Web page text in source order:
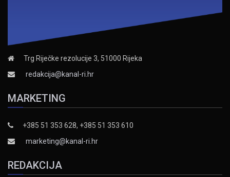
Trg Riječke rezolucije 3, 51000 Rijeka
redakcija@kanal-ri.hr
MARKETING
+385 51 353 628, +385 51 353 610
marketing@kanal-ri.hr
REDAKCIJA